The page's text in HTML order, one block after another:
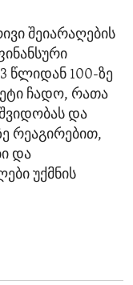
შეიარაღების
წლიდან 100-ზე
ჩადო, რათა
და
რეაგირებით,
და
უქმნის